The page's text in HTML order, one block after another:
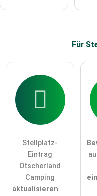
Klicken Sie hier um
Für
Stellplatz-
Eintrag
Ötscherland
Camping
aktualisieren